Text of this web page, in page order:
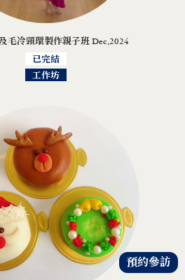
預約參訪
毛冷頸環製作親子班 Dec,2024
已完結
工作坊